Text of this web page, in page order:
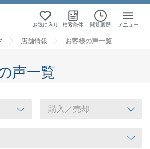
お気に入り 検索条件 閲覧履歴 メニュー
店舗情報 お客様の声一覧
声一覧